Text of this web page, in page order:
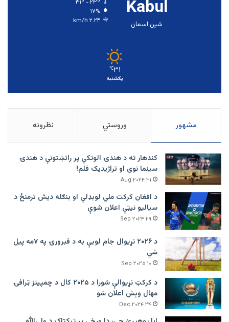
Kabul
شین اسمان
۱۷%
۲.۲۴ km/h
۳۱℃
یکشنبه
مشهور وروستي نظرونه
کندهار ته د هندۍ الوتکې پر راتښتونې د هندۍ
سینما نوی او تراژيديک فلم!
۳۱ Aug ۲۰۲۴
د افغان کرکت ملي لوبډلې او بنګله دیش ترمنځ د
سیالیو نیټې اعلان شوې
۲۹ Sep ۲۰۲۴
د ۲۰۲۶ نړیوال جام لوبې به د فبرورۍ په ۷مه پیل
شي
۱۰ Sep ۲۰۲۵
د کرکټ نړیوالې شورا د ۲۰۲۵ کال د چمپینز ټرافۍ
مهال وېش اعلان شو
۲۴ Dec ۲۰۲۴